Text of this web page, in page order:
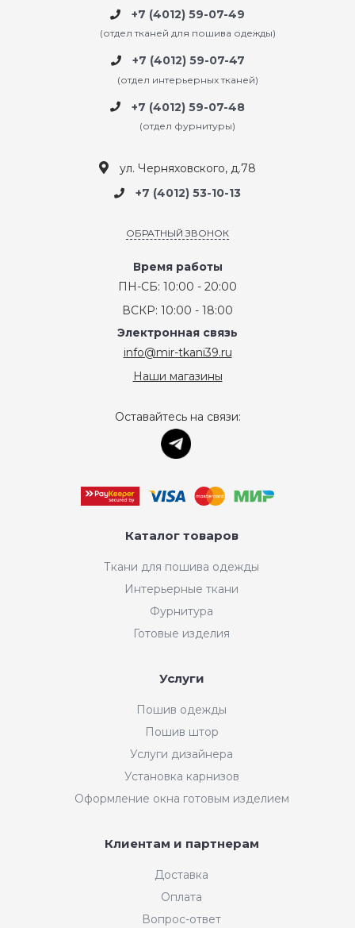
+7 (4012) 59-07-49
(отдел тканей для пошива одежды)
+7 (4012) 59-07-47
(отдел интерьерных тканей)
+7 (4012) 59-07-48
(отдел фурнитуры)
ул. Черняховского, д.78
+7 (4012) 53-10-13
ОБРАТНЫЙ ЗВОНОК
Время работы
ПН-СБ: 10:00 - 20:00
ВСКР: 10:00 - 18:00
Электронная связь
info@mir-tkani39.ru
Наши магазины
Оставайтесь на связи:
Каталог товаров
Ткани для пошива одежды
Интерьерные ткани
Фурнитура
Готовые изделия
Услуги
Пошив одежды
Пошив штор
Услуги дизайнера
Установка карнизов
Оформление окна готовым изделием
Клиентам и партнерам
Доставка
Оплата
Вопрос-ответ